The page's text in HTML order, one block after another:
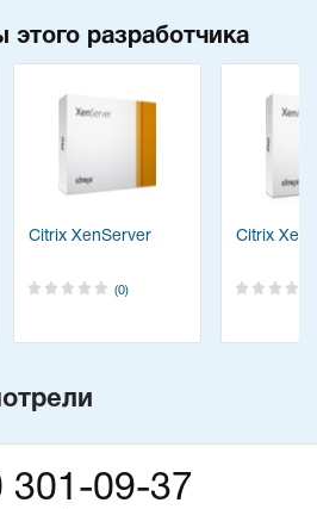
этого разработчика
Citrix XenServer
(0)
Citrix
301-09-37